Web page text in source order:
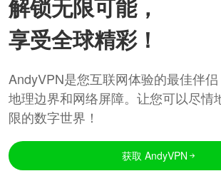
解锁无限可能，
享受全球精彩！
AndyVPN是您互联网体验的最佳伴
地理边界和网络屏障。让您可以尽情
限的数字世界！
获取 AndyVPN